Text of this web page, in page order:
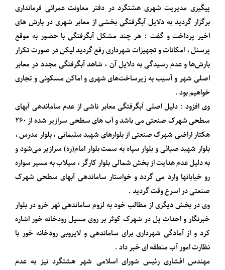
پیگیری مدیریت شهری هشتگرد در دفتر معاونت عمرانی فرمانداری
برگزار گردید به دلایل آبگرفتگی بخشی از معابر شهری در بارش های
اخیر پرداخت و گفت : هر چند مشکل آبگرفتگی با حضور به موقع
پرسنل ، امکانات و تجهیزات شهرداری رفع گردید لیکن در صورت تکرار
بارش‌ها و عدم رسیدگی به دلایل آن ، شاهد آبگرفتگی مجدد در معابر
اصلی شهر و آسیب به زیرساخت‌های شهری و اماکن مسکونی و تجاری
خواهیم بود .
وی افزود : دلیل اصلی آبگرفتگی معابر ناشی از عدم ساماندهی آبهای
سطحی شهرک صنعتی می باشد و آب های سطحی سرازیر شده از ۲۶۰
هکتار اراضی شهرک صنعتی از بلوارهای شهید سلیمانی ، بلوار مدرس ،
بلوار شهید صبائی و بلوار سپاه به سمت بلوار امام(ره) سرازیر می‌شود و
به دلیل عدم هدایت از بخش شمالی بلوار کارگر ، سیلاب به مسیر سواره
رو خیابانها وارد می گردد و خواستار ساماندهی آبهای سطحی شهرک
صنعتی در اسرع وقت گردید .
وی در بخش دیگری از مطالب خود به لزوم ساماندهی نهر خرو در بلوار
خبرنگار و احداث پل در شهرک کوثر بر روی مسیل رودخانه خور اشاره
کرد و از آمادگی شهرداری برای ساماندهی و لایروبی رودخانه خور با
نظارت امور آب منطقه ای خبر داد .
مهندس افشاری رئیس شورای اسلامی شهر هشتگرد نیز به عدم